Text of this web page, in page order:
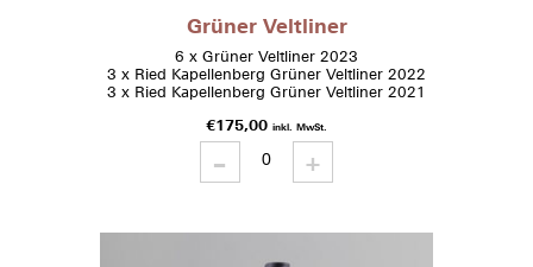
Grüner Veltliner
6 x Grüner Veltliner 2023
3 x Ried Kapellenberg Grüner Veltliner 2022
3 x Ried Kapellenberg Grüner Veltliner 2021
€175,00 inkl. MwSt.
-
Grüner
Veltliner
quantity
+